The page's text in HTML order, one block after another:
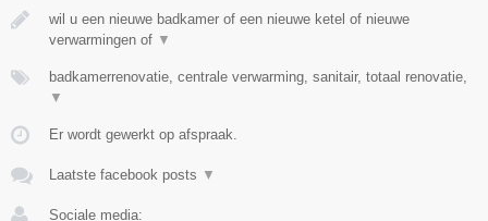
wil u een nieuwe badkamer of een nieuwe ketel of nieuwe
verwarmingen of ▼
badkamerrenovatie, centrale verwarming, sanitair, totaal renovatie,
▼
Er wordt gewerkt op afspraak.
Laatste facebook posts ▼
Sociale media: